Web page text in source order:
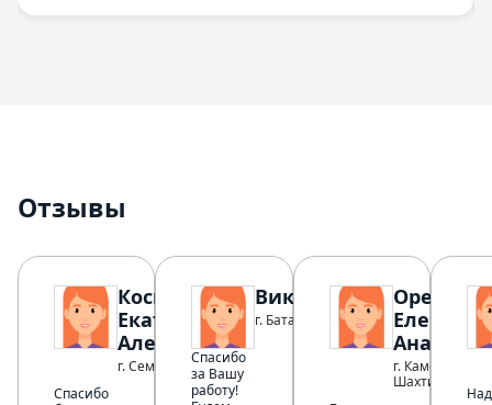
Отзывы
Косырева
Екатерина
Александровна
г. Семикаракорск
Спасибо
Виктория
г. Батайск
Спасибо
за Вашу
работу!
Орехова
Елена
г. Каменск-
Шахтинский